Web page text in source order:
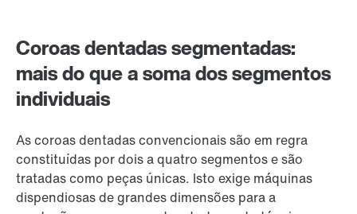
Coroas dentadas segmentadas:
mais do que a soma dos segmentos
individuais
As coroas dentadas convencionais são em regra
constituídas por dois a quatro segmentos e são
tratadas como peças únicas. Isto exige máquinas
dispendiosas de grandes dimensões para a